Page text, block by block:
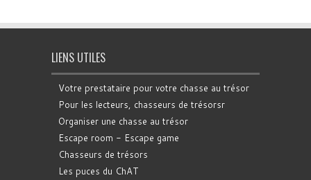
LIENS UTILES
Votre prestataire pour votre chasse au trésor
Pour les lecteurs, chasseurs de trésorsr
Organiser une chasse au trésor
Escape room - Escape game
Chasseurs de trésors
Les puces du ChAT